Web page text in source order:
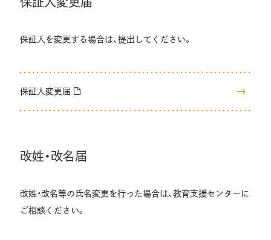
保証人を変更する場合は、提出してください。
保証人変更届
改姓・改名届
改姓・改名等の氏名変更を行った場合は、教育支援センターに
ご相談ください。